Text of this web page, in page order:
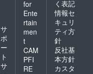
サ
ポ
ー
ト
サ
for
Ente
rtain
men
t
CAM
PFI
RE
く表記
情報セ
キュリ
ティ方
針
反社基
本方針
カスタ